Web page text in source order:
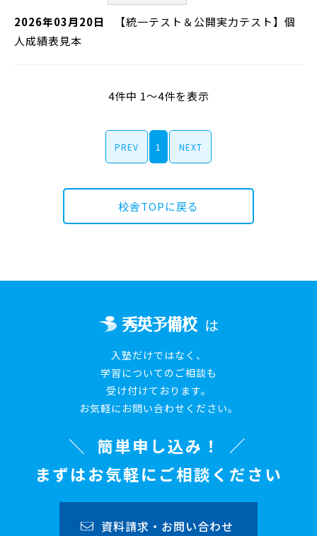
2026年03月20日
【統一テスト＆公開実力テスト】個
人成績表見本
4件中 1～4件を表示
PREV 1 NEXT
校舎TOPに戻る
は
入塾だけではなく、
学習についてのご相談も
受け付けております。
お気軽にお問い合わせください。
簡単申し込み！
まずはお気軽にご相談ください
資料請求・お問い合わせ